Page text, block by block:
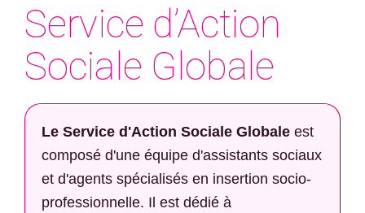
Service d’Action
Sociale Globale
Le Service d'Action Sociale Globale est
composé d'une équipe d'assistants sociaux
et d'agents spécialisés en insertion socio-
professionnelle. Il est dédié à